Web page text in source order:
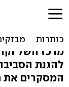
פרס
מרכז השל
להגנת
המסקרים את